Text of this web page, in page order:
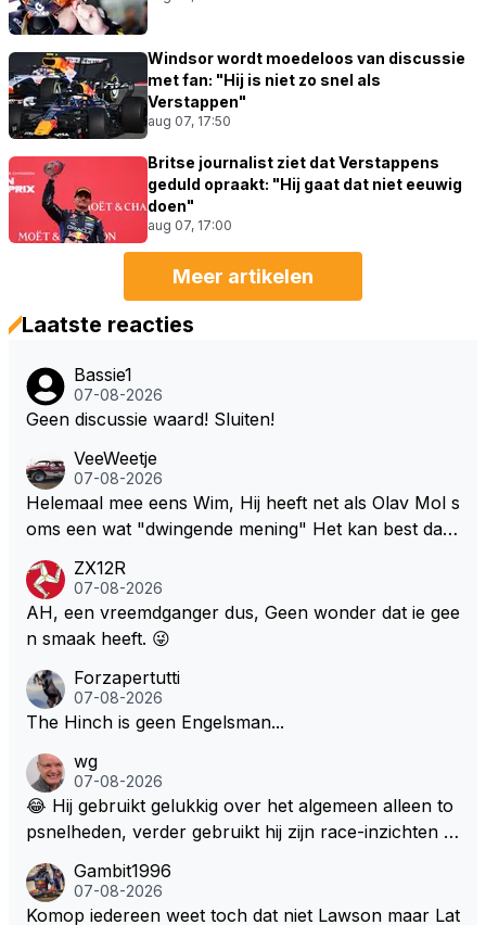
Windsor wordt moedeloos van discussie
met fan: "Hij is niet zo snel als
Verstappen"
aug 07, 17:50
Britse journalist ziet dat Verstappens
geduld opraakt: "Hij gaat dat niet eeuwig
doen"
aug 07, 17:00
Meer artikelen
Laatste reacties
Bassie1
07-08-2026
Geen discussie waard! Sluiten!
VeeWeetje
07-08-2026
Helemaal mee eens Wim, Hij heeft net als Olav Mol s
oms een wat "dwingende mening" Het kan best dat
l bij Windsor op te roepen. Maar in een tijd zonder r
aces zijn dit leuke berichtjes
ZX12R
07-08-2026
AH, een vreemdganger dus, Geen wonder dat ie gee
n smaak heeft. 😜
Forzapertutti
07-08-2026
The Hinch is geen Engelsman...
wg
07-08-2026
😂 Hij gebruikt gelukkig over het algemeen alleen to
psnelheden, verder gebruikt hij zijn race-inzichten q
een bocht zegt helemaal niets, dus wat dat betreft h
eeft hij sowieso gelijk 😂.
Gambit1996
07-08-2026
Komop iedereen weet toch dat niet Lawson maar Lat